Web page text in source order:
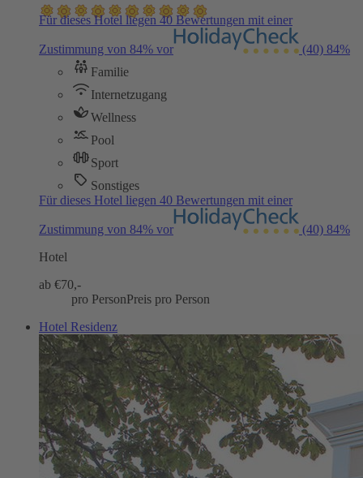
Für dieses Hotel liegen 40 Bewertungen mit einer
Zustimmung von 84% vor (40) 84%
Familie
Internetzugang
Wellness
Pool
Sport
Sonstiges
Für dieses Hotel liegen 40 Bewertungen mit einer
Zustimmung von 84% vor (40) 84%
Hotel
ab €70,-
pro PersonPreis pro Person
Hotel Residenz